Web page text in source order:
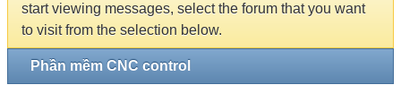
start viewing messages, select the forum that you want
to visit from the selection below.
Phần mềm CNC control